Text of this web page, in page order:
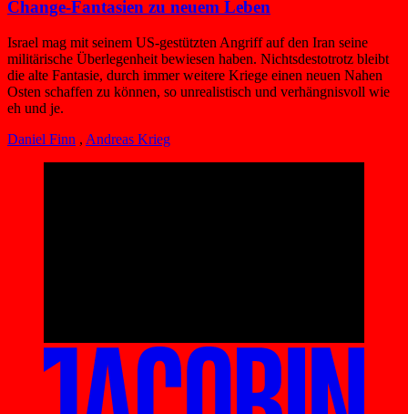
Change-Fantasien zu neuem Leben
Israel mag mit seinem US-gestützten Angriff auf den Iran seine
militärische Überlegenheit bewiesen haben. Nichtsdestotrotz bleibt
die alte Fantasie, durch immer weitere Kriege einen neuen Nahen
Osten schaffen zu können, so unrealistisch und verhängnisvoll wie
eh und je.
Daniel Finn , Andreas Krieg